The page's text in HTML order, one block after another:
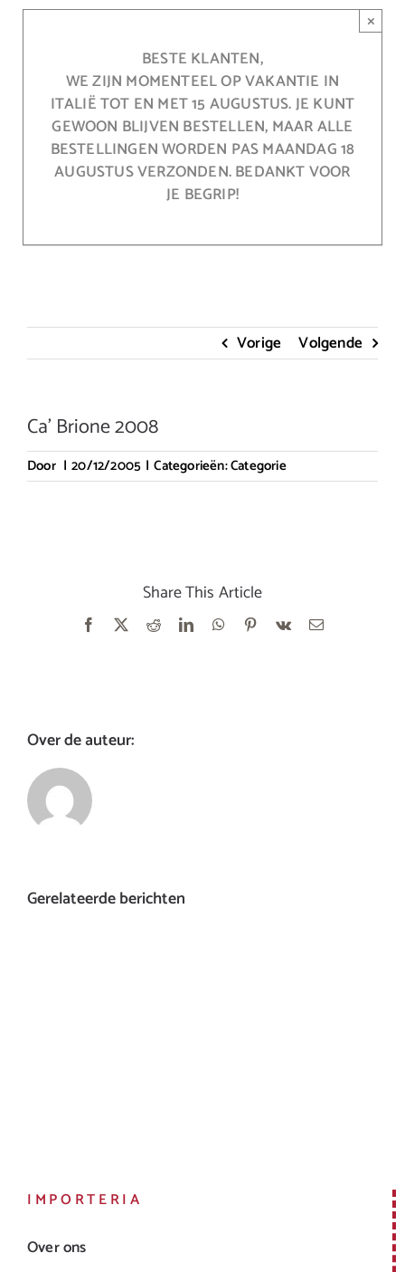
BESTE KLANTEN,
WE ZIJN MOMENTEEL OP VAKANTIE IN
ITALIË TOT EN MET 15 AUGUSTUS. JE KUNT
GEWOON BLIJVEN BESTELLEN, MAAR ALLE
BESTELLINGEN WORDEN PAS MAANDAG 18
AUGUSTUS VERZONDEN. BEDANKT VOOR
JE BEGRIP!
×
Vorige Volgende
Ca’ Brione 2008
Door | 20/12/2005 | Categorieën:Categorie
Share This Article
Facebook RedditLinkedInWhatsApp
Pinterest
Vk
E-
Over de auteur:
Gerelateerde berichten
IMPORTERIA
Over ons